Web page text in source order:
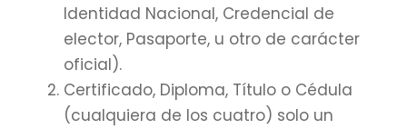
Identidad Nacional, Credencial de
elector, Pasaporte, u otro de carácter
oficial).
Certificado, Diploma, Título o Cédula
(cualquiera de los cuatro) solo un